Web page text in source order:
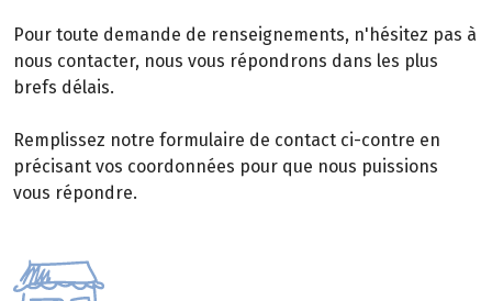
Pour toute demande de renseignements, n'hésitez pas à
nous contacter, nous vous répondrons dans les plus
brefs délais.
Remplissez notre formulaire de contact ci-contre en
précisant vos coordonnées pour que nous puissions
vous répondre.